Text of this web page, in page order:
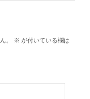
。 ※ が付いている欄は